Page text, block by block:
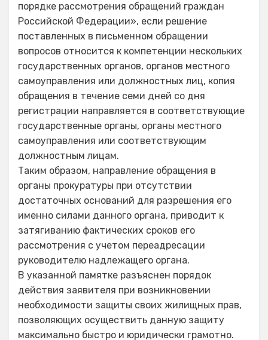
порядке рассмотрения обращений граждан
Российской Федерации», если решение
поставленных в письменном обращении
вопросов относится к компетенции нескольких
государственных органов, органов местного
самоуправления или должностных лиц, копия
обращения в течение семи дней со дня
регистрации направляется в соответствующие
государственные органы, органы местного
самоуправления или соответствующим
должностным лицам.
Таким образом, направление обращения в
органы прокуратуры при отсутствии
достаточных оснований для разрешения его
именно силами данного органа, приводит к
затягиванию фактических сроков его
рассмотрения с учетом переадресации
руководителю надлежащего органа.
В указанной памятке разъяснен порядок
действия заявителя при возникновении
необходимости защиты своих жилищных прав,
позволяющих осуществить данную защиту
максимально быстро и юридически грамотно.